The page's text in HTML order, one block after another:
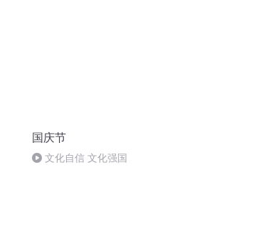
国庆节
文化自信 文化强国